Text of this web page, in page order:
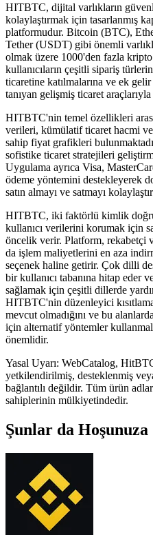
HITBTC, dijital varlıkların
kolaylaştırmak için tasarlanmış
platformudur. Bitcoin (BTC),
Tether (USDT) gibi önemli
olmak üzere 1000'den fazla
kullanıcıların çeşitli sipariş
ticaretine katılmalarına ve ek
tanıyan gelişmiş ticaret araçlarıyla
HITBTC'nin temel özellikleri
verileri, kümülatif ticaret hacmi
sahip fiyat grafikleri
sofistike ticaret stratejileri
Uygulama ayrıca Visa,
ödeme yöntemini destekleyerek
satın almayı ve satmayı
HITBTC, iki faktörlü kimlik
kullanıcı verilerini korumak için
öncelik verir. Platform, rekabetçi
da işlem maliyetlerini en aza
seçenek haline getirir. Çok dilli
bir kullanıcı tabanına hitap eder
sağlamak için çeşitli dillerde
HITBTC'nin düzenleyici
mevcut olmadığını ve bu
için alternatif yöntemler
önemlidir.
Yasal Uyarı: WebCatalog,
yetkilendirilmiş, desteklenmiş
bağlantılı değildir. Tüm ürün
sahiplerinin mülkiyetindedir.
Şunlar da